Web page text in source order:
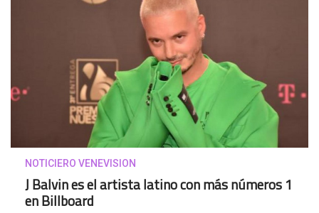
NOTICIERO VENEVISION
J Balvin es el artista latino con más números 1
en Billboard